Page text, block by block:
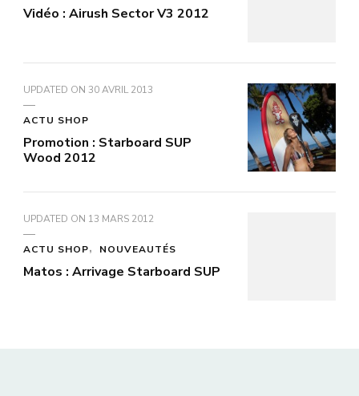
Vidéo : Airush Sector V3 2012
UPDATED ON 30 AVRIL 2013
ACTU SHOP
Promotion : Starboard SUP
Wood 2012
UPDATED ON 13 MARS 2012
ACTU SHOP NOUVEAUTÉS
Matos : Arrivage Starboard SUP